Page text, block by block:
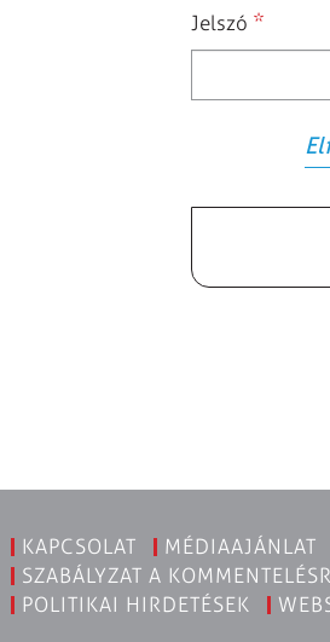
Jelszó *
KAPCSOLAT MÉDIAAJÁNLAT
SZABÁLYZAT A
POLITIKAI HIRDETÉSEK